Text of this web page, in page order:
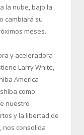
la nube, bajo la
cambiará su
meses.
y aceleradora
Larry White,
America
como
nuestro
y la libertad de
nos consolida